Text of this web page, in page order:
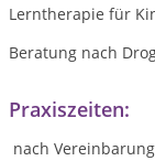
Lerntherapie für
Beratung nach
Praxiszeiten:
nach Vereinbarung